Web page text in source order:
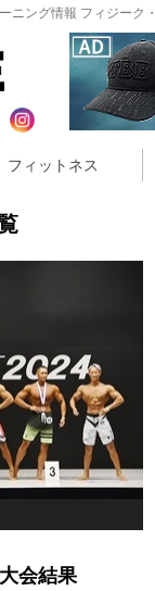
ング情報 フィジーク
フィットネス
会結果